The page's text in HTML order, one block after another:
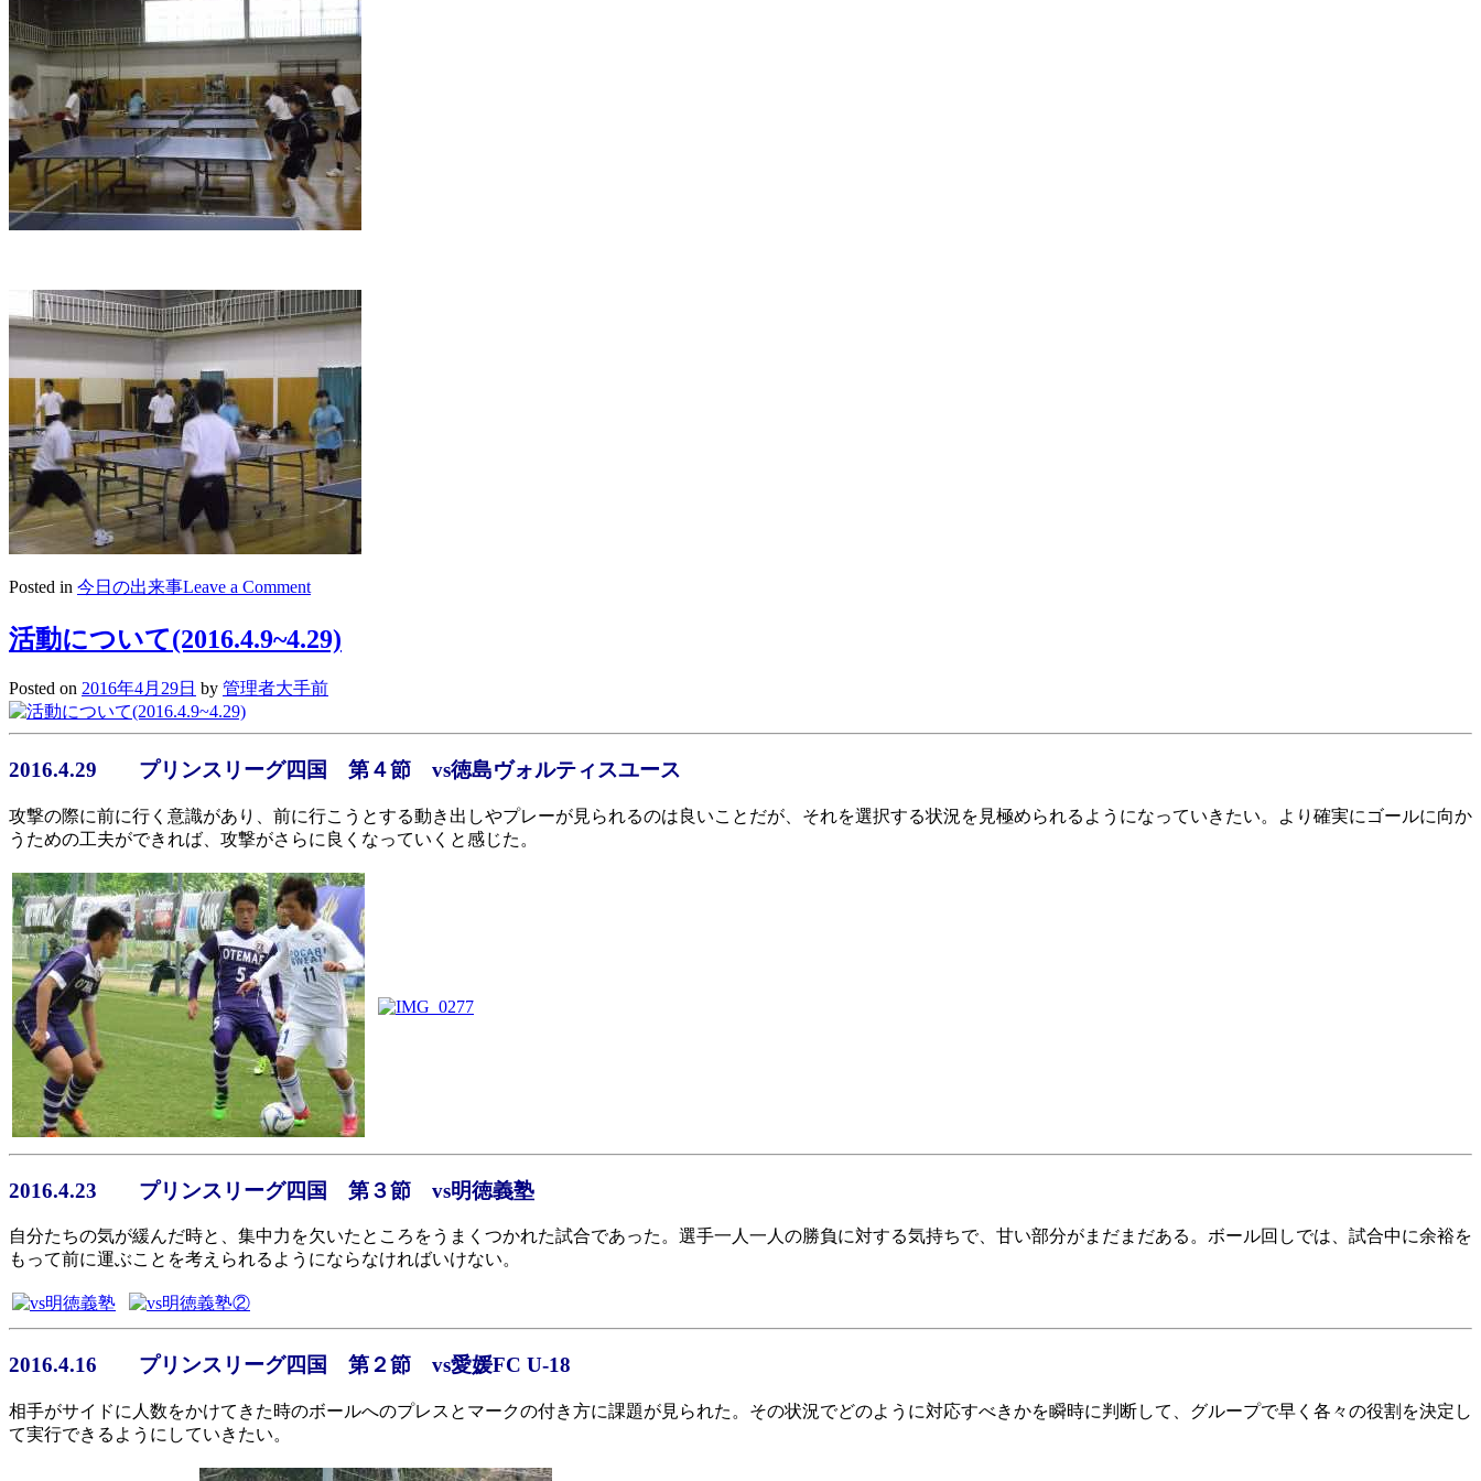
Posted in 今日の出来事Leave a Commenton
業
来
活
（卓
球
活動について(2016.4.9~4.29)
Posted on 2016年4月29日 by 管理者大手前
2016.4.29 プリンスリーグ四国 第４節 vs徳島ヴォルティスユース
攻撃の際に前に行く意識があり、前に行こうとする動き出しやプレーが見られるのは良いことだが、それを選択する状況を見極められるようになっていきたい。より確実にゴールに向か
うための工夫ができれば、攻撃がさらに良くなっていくと感じた。
2016.4.23 プリンスリーグ四国 第３節 vs明徳義塾
自分たちの気が緩んだ時と、集中力を欠いたところをうまくつかれた試合であった。選手一人一人の勝負に対する気持ちで、甘い部分がまだまだある。ボール回しでは、試合中に余裕を
もって前に運ぶことを考えられるようにならなければいけない。
2016.4.16 プリンスリーグ四国 第２節 vs愛媛FC U-18
相手がサイドに人数をかけてきた時のボールへのプレスとマークの付き方に課題が見られた。その状況でどのように対応すべきかを瞬時に判断して、グループで早く各々の役割を決定し
て実行できるようにしていきたい。